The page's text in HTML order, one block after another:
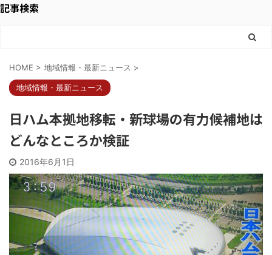
記事検索
HOME > 地域情報・最新ニュース >
地域情報・最新ニュース
日ハム本拠地移転・新球場の有力候補地は
どんなところか検証
2016年6月1日